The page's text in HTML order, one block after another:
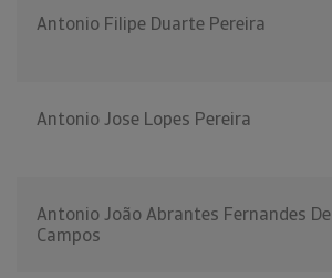
Antonio Filipe Duarte Pereira
Antonio Jose Lopes Pereira
Antonio João Abrantes Fernandes De
Campos